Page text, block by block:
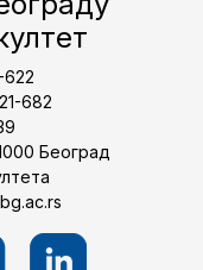
622
682
Београд